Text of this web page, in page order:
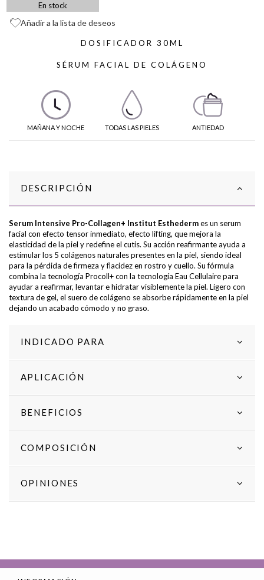
En stock
Añadir a la lista de deseos
DOSIFICADOR 30ML
SÉRUM FACIAL DE COLÁGENO
MAÑANA Y NOCHE TODAS LAS PIELES ANTIEDAD
DESCRIPCIÓN
Serum Intensive Pro-Collagen+ Institut Esthedermes un serum
facial con efecto tensor inmediato, efecto lifting, que mejora la
elasticidad de la piel y redefine el cutis. Su acción reafirmante ayuda a
estimular los 5 colágenos naturales presentes en la piel, siendo ideal
para la pérdida de firmeza y flacidez en rostro y cuello. Su fórmula
combina la tecnología Procoll+ con la tecnología Eau Cellulaire para
ayudar a reafirmar, levantar e hidratar visiblemente la piel. Ligero con
textura de gel, el suero de colágeno se absorbe rápidamente en la piel
dejando un acabado cómodo y no graso.
INDICADO PARA
APLICACIÓN
BENEFICIOS
COMPOSICIÓN
OPINIONES